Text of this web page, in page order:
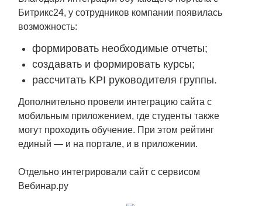
Битрикс24, у сотрудников компании появилась
возможность:
формировать необходимые отчеты;
создавать и формировать курсы;
рассчитать KPI руководителя группы.
Дополнительно провели интеграцию сайта с
мобильным приложением, где студенты также
могут проходить обучение. При этом рейтинг
единый — и на портале, и в приложении.
Отдельно интегрировали сайт с сервисом
Вебинар.ру